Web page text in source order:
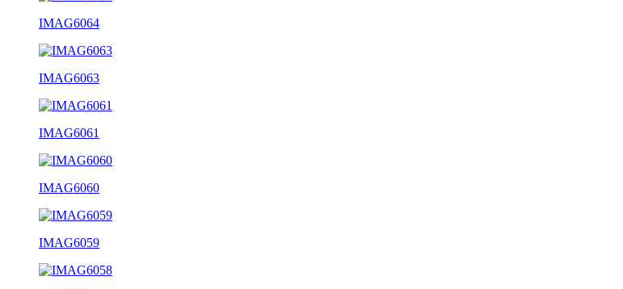
IMAG6064
IMAG6063
IMAG6061
IMAG6060
IMAG6059